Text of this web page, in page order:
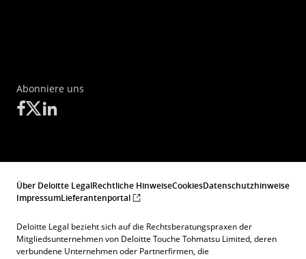
Abonniere uns
Über Deloitte LegalRechtliche HinweiseCookiesDatenschutzhinweise
ImpressumLieferantenportal
Deloitte Legal bezieht sich auf die Rechtsberatungspraxen der
Mitgliedsunternehmen von Deloitte Touche Tohmatsu Limited, deren
verbundene Unternehmen oder Partnerfirmen, die